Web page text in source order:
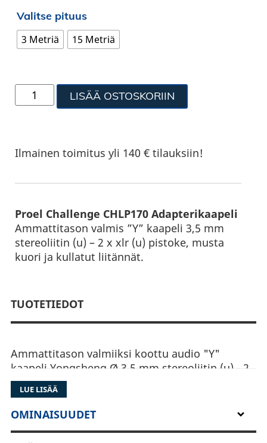
Valitse pituus
3 Metriä 15 Metriä
LISÄÄ OSTOSKORIIN
Ilmainen toimitus yli 140 € tilauksiin!
Proel Challenge CHLP170 Adapterikaapeli
Ammattitason valmis ”Y” kaapeli 3,5 mm
stereoliitin (u) – 2 x xlr (u) pistoke, musta
kuori ja kullatut liitännät.
TUOTETIEDOT
Ammattitason valmiiksi koottu audio "Y"
kaapeli Yongsheng Ø 3,5 mm stereoliitin (u) - 2
x Yongsheng Ø XLR (u) pistoke, musta kuori ja
kullatut liitännät. Erittäin korkealaatuinen, luja
ja kestävä malli.
LUE LISÄÄ
OMINAISUUDET